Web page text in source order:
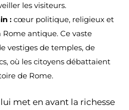
les visiteurs.
: cœur politique, religieux et
antique. Ce vaste
vestiges de temples, de
où les citoyens débattaient
de Rome.
met en avant la richesse